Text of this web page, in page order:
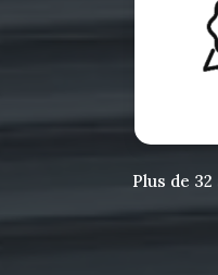
Plus de